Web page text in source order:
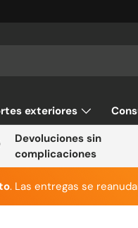
exteriores
Devoluciones sin
complicaciones
. Las entregas se